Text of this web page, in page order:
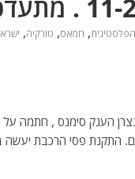
, חמאס, טורקיה,